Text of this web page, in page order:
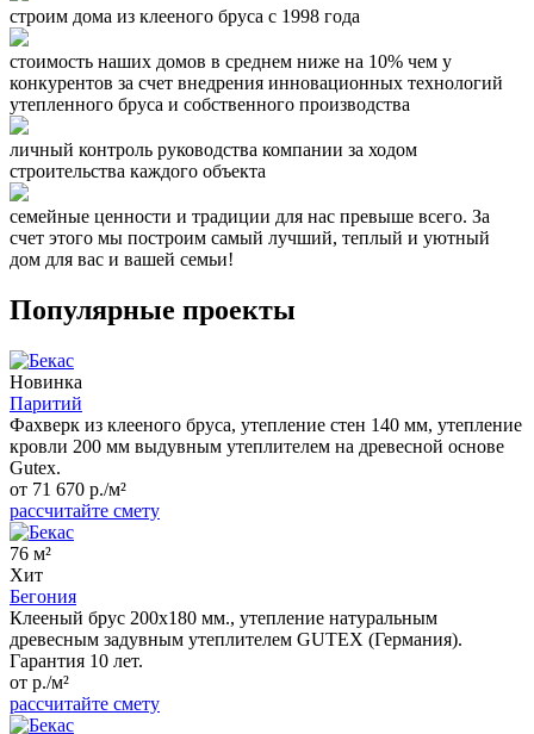
строим дома из клееного бруса с 1998 года
стоимость наших домов в среднем ниже на 10% чем у
конкурентов за счет внедрения инновационных технологий
утепленного бруса и собственного производства
личный контроль руководства компании за ходом
строительства каждого объекта
семейные ценности и традиции для нас превыше всего. За
счет этого мы построим самый лучший, теплый и уютный
дом для вас и вашей семьи!
Популярные проекты
Новинка
Паритий
Фахверк из клееного бруса, утепление стен 140 мм, утепление
кровли 200 мм выдувным утеплителем на древесной основе
Gutex.
от 71 670 р./м²
рассчитайте смету
76 м²
Хит
Бегония
Клееный брус 200x180 мм., утепление натуральным
древесным задувным утеплителем GUTEX (Германия).
Гарантия 10 лет.
от р./м²
рассчитайте смету